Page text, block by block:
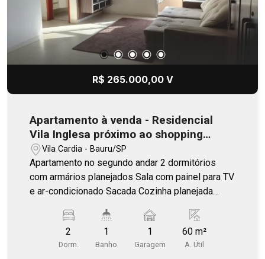
R$ 265.000,00 V
Apartamento à venda - Residencial
Vila Inglesa próximo ao shopping
Boulevard
Vila Cardia - Bauru/SP
Apartamento no segundo andar 2 dormitórios
com armários planejados Sala com painel para TV
e ar-condicionado Sacada Cozinha planejada
com churrasqueira, campo de futebol, academia,
salão de festa.
2
Dorm.
1
Banho
1
Garagem
60 m²
A. Útil